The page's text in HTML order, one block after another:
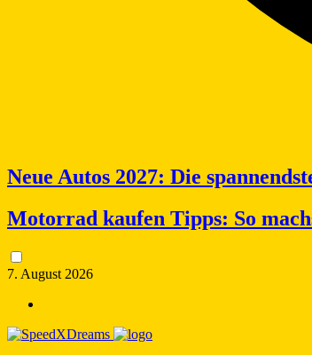
Neue Autos 2027: Die
Motorrad kaufen Tipps: So
7. August 2026